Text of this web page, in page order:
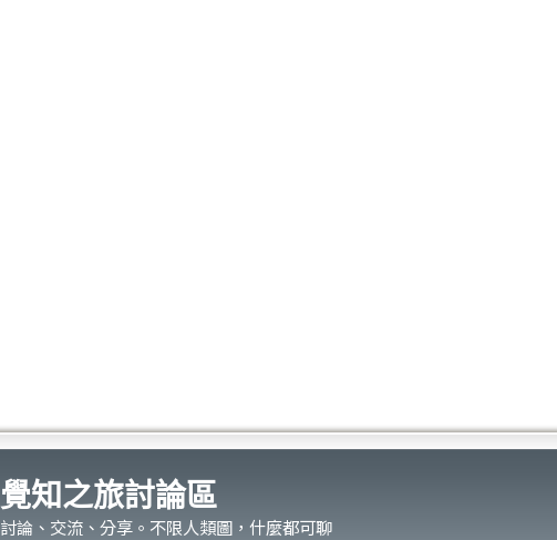
覺知之旅討論區
討論、交流、分享。不限人類圖，什麼都可聊